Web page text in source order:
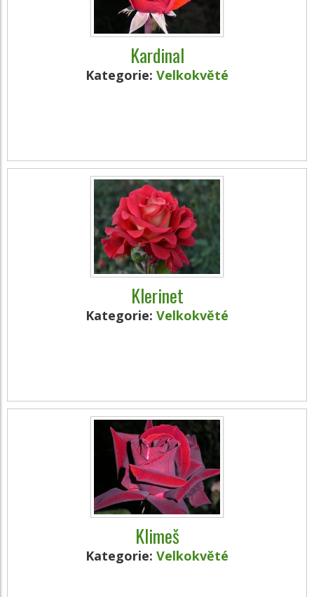
Kardinal
Kategorie: Velkokvěté
Klerinet
Kategorie: Velkokvěté
Klimeš
Kategorie: Velkokvěté